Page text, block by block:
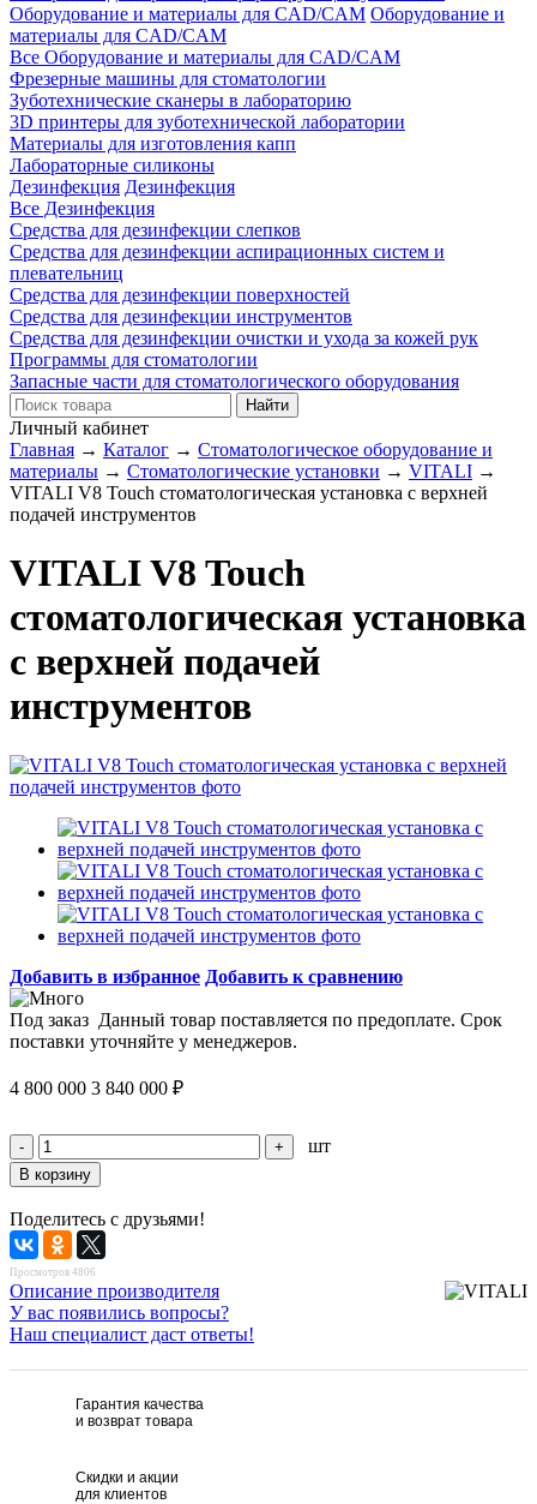
Оборудование и материалы для CAD/CAM Оборудование и
материалы для CAD/CAM
Все Оборудование и материалы для CAD/CAM
Фрезерные машины для стоматологии
Зуботехнические сканеры в лабораторию
3D принтеры для зуботехнической лаборатории
Материалы для изготовления капп
Лабораторные силиконы
Дезинфекция Дезинфекция
Все Дезинфекция
Средства для дезинфекции слепков
Средства для дезинфекции аспирационных систем и
плевательниц
Средства для дезинфекции поверхностей
Средства для дезинфекции инструментов
Средства для дезинфекции очистки и ухода за кожей рук
Программы для стоматологии
Запасные части для стоматологического оборудования
Личный кабинет
Главная → Каталог → Стоматологическое оборудование и
материалы → Стоматологические установки → VITALI →
VITALI V8 Touch стоматологическая установка с верхней
подачей инструментов
VITALI V8 Touch
стоматологическая установка
с верхней подачей
инструментов
Добавить в избранное Добавить к сравнению
Под заказ Данный товар поставляется по предоплате. Срок
поставки уточняйте у менеджеров.
4 800 000 3 840 000 ₽
шт
Поделитесь с друзьями!
Просмотров 4806
Описание производителя
У вас появились вопросы?
Наш специалист даст ответы!
Гарантия качества
и возврат товара
Скидки и акции
для клиентов